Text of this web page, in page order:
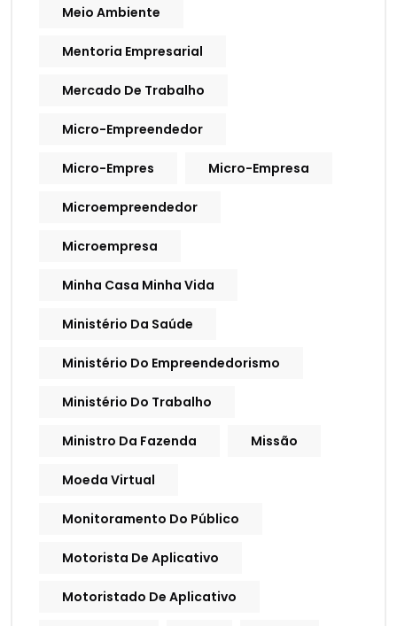
Meio Ambiente
Mentoria Empresarial
Mercado De Trabalho
Micro-Empreendedor
Micro-Empres Micro-Empresa
Microempreendedor
Microempresa
Minha Casa Minha Vida
Ministério Da Saúde
Ministério Do Empreendedorismo
Ministério Do Trabalho
Ministro Da Fazenda Missão
Moeda Virtual
Monitoramento Do Público
Motorista De Aplicativo
Motoristado De Aplicativo